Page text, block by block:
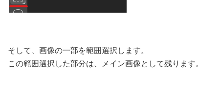
そして、画像の一部を範囲選択します。
この範囲選択した部分は、メイン画像として残ります。